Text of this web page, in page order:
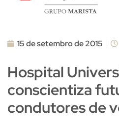
15 de setembro de 2015
Hospital
conscientiza
condutores de